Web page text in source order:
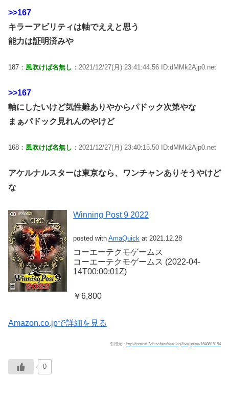
>>167
キラーアビリティは軸でええと思う
能力は証明済みや
187： 風吹けば名無し ：2021/12/27(月) 23:41:44.56 ID:dMMk2Ajp0.net
>>167
軸にしたいけど気性難ありやからパドック次第やな
まぁパドック見れんのやけど
168： 風吹けば名無し ：2021/12/27(月) 23:40:15.50 ID:dMMk2Ajp0.net
アケルナルスターは東京なら、ワンチャンありそうやけど
な
Winning Post 9 2022
posted with AmaQuick at 2021.12.28
コーエーテクモゲームス
コーエーテクモゲームス (2022-04-
14T00:00:01Z)
￥6,800
Amazon.co.jpで詳細を見る
引用元： http://tomcat.2ch.sc/test/read.cgi/livejupiter/1640615154
0